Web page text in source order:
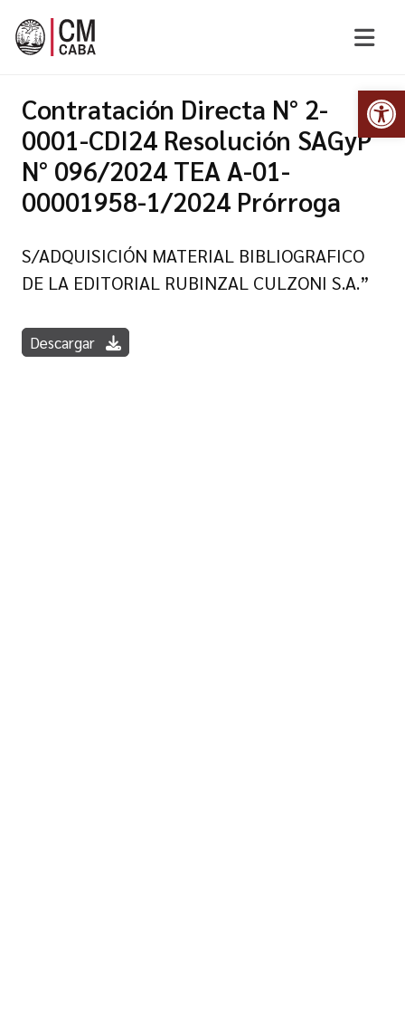
Contratación Directa N° 2-
0001-CDI24 Resolución SAGyP
N° 096/2024 TEA A-01-
00001958-1/2024 Prórroga
S/ADQUISICIÓN MATERIAL BIBLIOGRAFICO
DE LA EDITORIAL RUBINZAL CULZONI S.A.”
Descargar